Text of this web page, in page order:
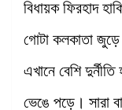
বিধায়ক ফিরহাদ
গোটা কলকাতা জুড়ে
এখানে বেশি
ভেঙে পড়ে। সারা